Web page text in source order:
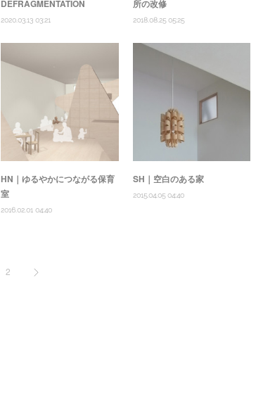
DEFRAGMENTATION
2020.03.13 03:21
所の改修
2018.08.25 05:25
HN｜ゆるやかにつながる保育
室
2016.02.01 04:40
SH｜空白のある家
2015.04.05 04:40
2